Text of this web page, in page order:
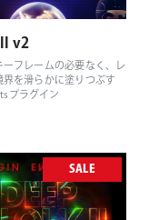
v2
フレームの必要なく、レ
界を滑らかに塗りつぶす
プラグイン
SALE